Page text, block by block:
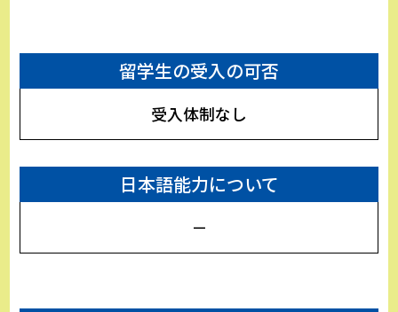
留学生の受入の可否
受入体制なし
日本語能力について
－